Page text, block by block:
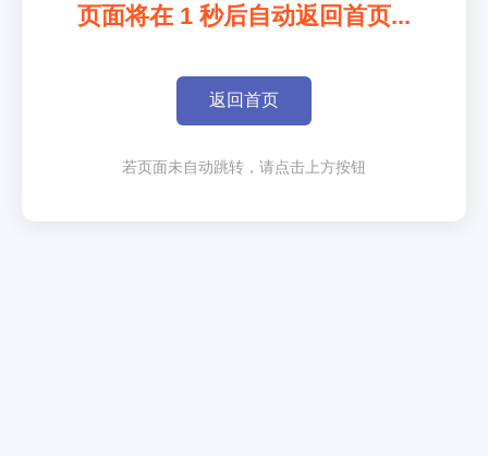
页面将在 1 秒后自动返回首页...
返回首页
若页面未自动跳转，请点击上方按钮